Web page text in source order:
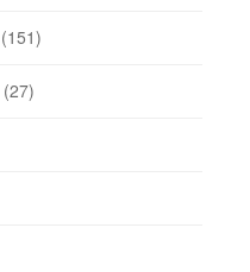
(151)
(27)